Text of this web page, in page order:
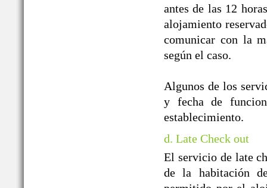
antes de las 12
alojamiento
comunicar con la
según el caso.
Algunos de los
y fecha de
establecimiento.
d. Late Check out
El servicio de late
de la habitación